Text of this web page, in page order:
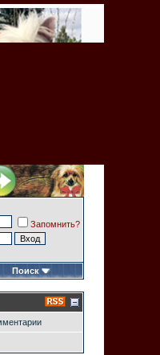
Запомнить?
Поиск